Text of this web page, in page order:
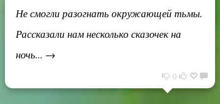
Не смогли разогнать окружающей тьмы.
Рассказали нам несколько сказочек на
ночь... →
0